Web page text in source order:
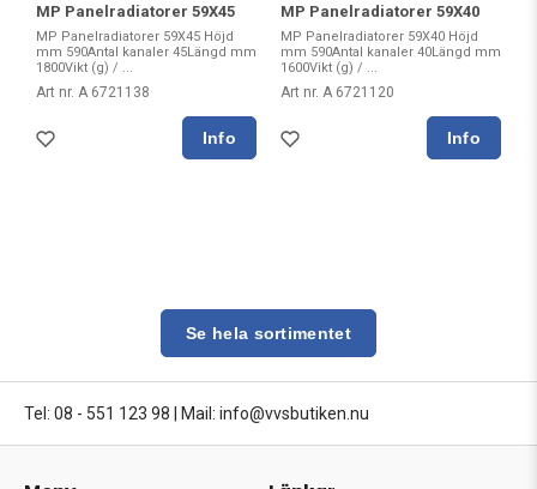
MP Panelradiatorer 59X45
MP Panelradiatorer 59X45 Höjd
mm 590Antal kanaler 45Längd mm
1800Vikt (g) / ...
Art nr. A 6721138
MP Panelradiatorer 59X40
MP Panelradiatorer 59X40 Höjd
mm 590Antal kanaler 40Längd mm
1600Vikt (g) / ...
Art nr. A 6721120
Se hela sortimentet
Tel: 08 - 551 123 98 Mail: info@vvsbutiken.nu